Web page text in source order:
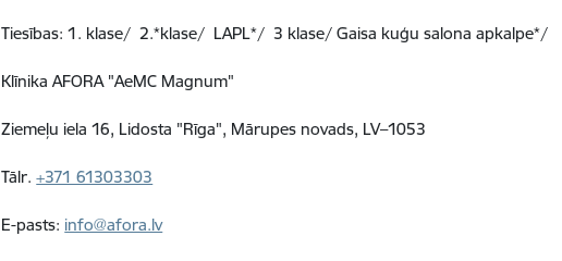
Tiesības: 1. klase/ 2.*klase/ LAPL*/ 3 klase/ Gaisa kuģu salona apkalpe*/
Klīnika AFORA "AeMC Magnum"
Ziemeļu iela 16, Lidosta "Rīga", Mārupes novads, LV–1053
Tālr.+371 61303303
E-pasts: info@afora.lv